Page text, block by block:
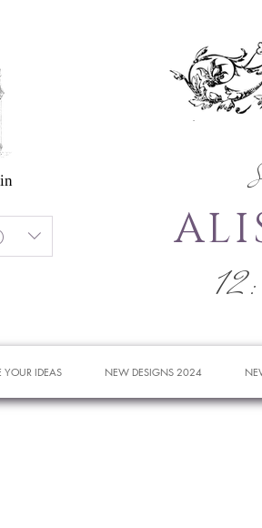
YOUR IDEAS NEW DESIGNS 2024